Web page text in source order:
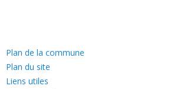
Plan de la commune
Plan du site
Liens utiles